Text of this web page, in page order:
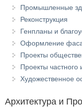
Промышленные
Реконструкция
Генпланы и
Оформление
Проекты
Проекты частного
Художественное
Архитектура и